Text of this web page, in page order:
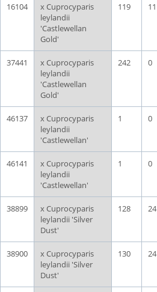
16104
x Cuprocyparis
leylandii
'Castlewellan
Gold'
119 11
37441
x Cuprocyparis
leylandii
'Castlewellan
Gold'
242 0
46137
x Cuprocyparis
leylandii
'Castlewellan'
1 0
46141
x Cuprocyparis
leylandii
'Castlewellan'
1 0
38899
x Cuprocyparis
leylandii 'Silver
Dust'
128 24
38900
x Cuprocyparis
leylandii 'Silver
Dust'
130 24